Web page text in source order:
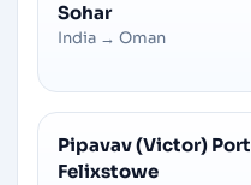
Sohar
India → Oman
Pipavav (Victor) Port
Felixstowe